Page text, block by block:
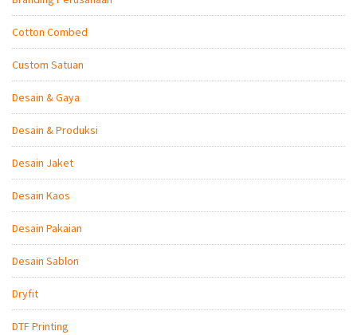
Cotton Combed
Custom Satuan
Desain & Gaya
Desain & Produksi
Desain Jaket
Desain Kaos
Desain Pakaian
Desain Sablon
Dryfit
DTF Printing